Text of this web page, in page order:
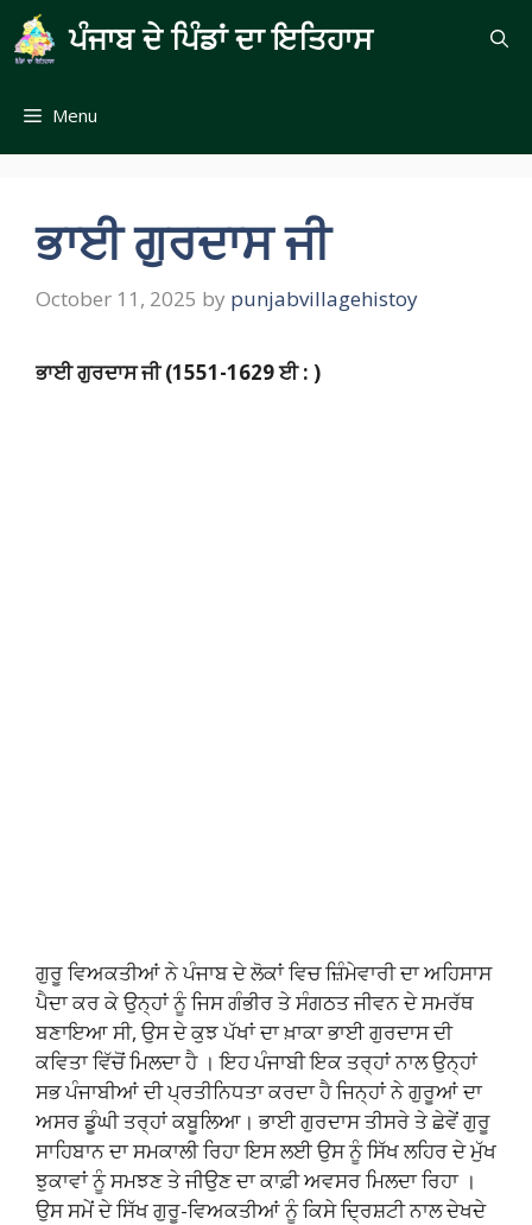
Skip
to
content
ਪੰਜਾਬ ਦੇ ਪਿੰਡਾਂ ਦਾ ਇਤਿਹਾਸ
Menu
ਭਾਈ ਗੁਰਦਾਸ ਜੀ
October 11, 2025 by punjabvillagehistoy
ਭਾਈ ਗੁਰਦਾਸ ਜੀ(1551-1629 ਈ : )
ਗੁਰੂ ਵਿਅਕਤੀਆਂ ਨੇ ਪੰਜਾਬ ਦੇ ਲੋਕਾਂ ਵਿਚ ਜ਼ਿੰਮੇਵਾਰੀ ਦਾ ਅਹਿਸਾਸ
ਪੈਦਾ ਕਰ ਕੇ ਉਨ੍ਹਾਂ ਨੂੰ ਜਿਸ ਗੰਭੀਰ ਤੇ ਸੰਗਠਤ ਜੀਵਨ ਦੇ ਸਮਰੱਥ
ਬਣਾਇਆ ਸੀ, ਉਸ ਦੇ ਕੁਝ ਪੱਖਾਂ ਦਾ ਖ਼ਾਕਾ ਭਾਈ ਗੁਰਦਾਸ ਦੀ
ਕਵਿਤਾ ਵਿੱਚੋਂ ਮਿਲਦਾ ਹੈ । ਇਹ ਪੰਜਾਬੀ ਇਕ ਤਰ੍ਹਾਂ ਨਾਲ ਉਨ੍ਹਾਂ
ਸਭ ਪੰਜਾਬੀਆਂ ਦੀ ਪ੍ਰਤੀਨਿਧਤਾ ਕਰਦਾ ਹੈ ਜਿਨ੍ਹਾਂ ਨੇ ਗੁਰੂਆਂ ਦਾ
ਅਸਰ ਡੂੰਘੀ ਤਰ੍ਹਾਂ ਕਬੂਲਿਆ। ਭਾਈ ਗੁਰਦਾਸ ਤੀਸਰੇ ਤੇ ਛੇਵੇਂ ਗੁਰੂ
ਸਾਹਿਬਾਨ ਦਾ ਸਮਕਾਲੀ ਰਿਹਾ ਇਸ ਲਈ ਉਸ ਨੂੰ ਸਿੱਖ ਲਹਿਰ ਦੇ ਮੁੱਖ
ਝੁਕਾਵਾਂ ਨੂੰ ਸਮਝਣ ਤੇ ਜੀਉਣ ਦਾ ਕਾਫ਼ੀ ਅਵਸਰ ਮਿਲਦਾ ਰਿਹਾ ।
ਉਸ ਸਮੇਂ ਦੇ ਸਿੱਖ ਗੁਰੂ-ਵਿਅਕਤੀਆਂ ਨੂੰ ਕਿਸੇ ਦ੍ਰਿਸ਼ਟੀ ਨਾਲ ਦੇਖਦੇ